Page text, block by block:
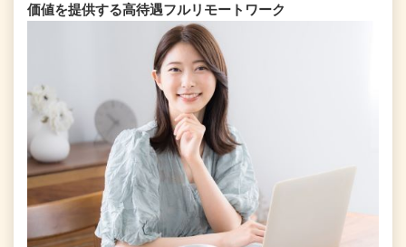
価値を提供する⾼待遇フルリモートワーク